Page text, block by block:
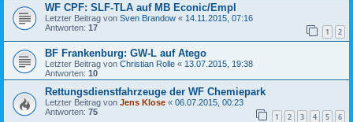
WF CPF: SLF-TLA auf MB Econic/Empl
Letzter Beitrag von Sven Brandow « 14.11.2015, 07:16
Antworten: 17 1 2
BF Frankenburg: GW-L auf Atego
Letzter Beitrag von Christian Rolle « 13.07.2015, 19:38
Antworten: 10
Rettungsdienstfahrzeuge der WF Chemiepark
Letzter Beitrag von Jens Klose « 06.07.2015, 00:23
Antworten: 75 1 2 3 4 5 6